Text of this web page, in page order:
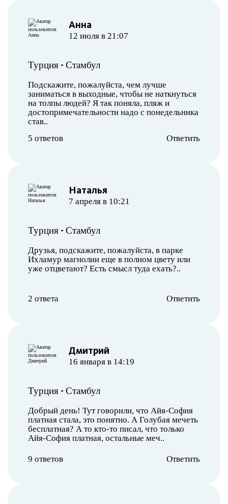
Анна
12 июля в 21:07
Турция - Стамбул
Подскажите, пожалуйста, чем лучше
заниматься в выходные, чтобы не наткнуться
на толпы людей? Я так поняла, пляж и
достопримечательности надо с понедельника
став..
5 ответов
Ответить
Наталья
7 апреля в 10:21
Турция - Стамбул
Друзья, подскажите, пожалуйста, в парке
Ихламур магнолии еще в полном цвету или
уже отцветают? Есть смысл туда ехать?..
2 ответа Ответить
Дмитрий
16 января в 14:19
Турция - Стамбул
Добрый день! Тут говорили, что Айя-София
платная стала, это понятно. А Голубая мечеть
бесплатная? А то кто-то писал, что только
Айя-София платная, остальные меч..
9 ответов Ответить